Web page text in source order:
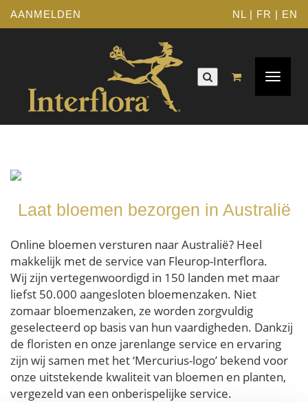
AANMELDEN NL | FR | EN
Toggle
Laat bloemen bezorgen in Australië
Online bloemen versturen naar Australië? Heel
makkelijk met de service van Fleurop-Interflora.
Wij zijn vertegenwoordigd in 150 landen met maar
liefst 50.000 aangesloten bloemenzaken. Niet
zomaar bloemenzaken, ze worden zorgvuldig
geselecteerd op basis van hun vaardigheden. Dankzij
de floristen en onze jarenlange service en ervaring
zijn wij samen met het ‘Mercurius-logo’ bekend voor
onze uitstekende kwaliteit van bloemen en planten,
vergezeld van een onberispelijke service.